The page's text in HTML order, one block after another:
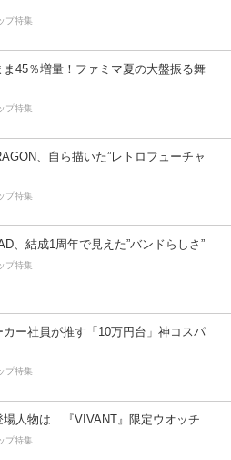
プ特集
ま45％増量！ファミマ夏の大盤振る舞
プ特集
、自ら描いた”レトロフューチャ
プ特集
、結成1周年で見えた”バンドらしさ”
プ特集
カー社員が推す「10万円台」神コスパ
プ特集
場人物は…『VIVANT』限定ウオッチ
プ特集